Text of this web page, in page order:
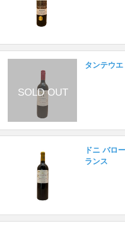
タンテウ
ドニ バロ
ランス